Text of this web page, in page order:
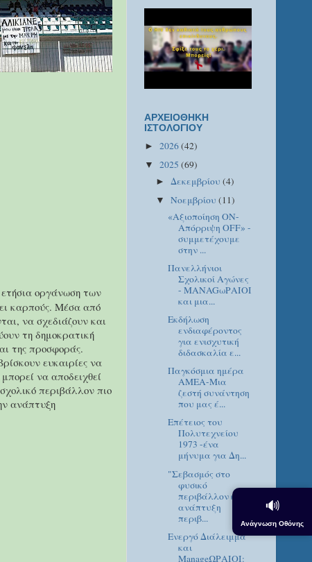
🔊
Ανάγνωση Οθόνης
ετήσια οργάνωση των
καρπούς. Μέσα από
να σχεδιάζουν και
τη δημοκρατική
της προσφοράς.
ευκαιρίες να
να αποδειχθεί
περιβάλλον πιο
ανάπτυξη
ΑΡΧΕΙΟΘΗΚΗ
ΙΣΤΟΛΟΓΙΟΥ
► 2026(42)
▼ 2025 (69)
►Δεκεμβρίου(4)
▼Νοεμβρίου(11)
«Αξιοποίηση ON-
Απόρριψη OFF» -
συμμετέχουμε
στην ...
Πανελλήνιοι
Σχολικοί Αγώνες
- MANAGωΡΑΙΟΙ
και μια...
Εκδήλωση
ενδιαφέροντος
για ενισχυτική
διδασκαλία ε...
Παγκόσμια ημέρα
ΑΜΕΑ-Μια
ζεστή συνάντηση
που μας έ...
Επέτειος του
Πολυτεχνείου
1973 -ένα
μήνυμα για Δη...
"Σεβασμός στο
φυσικό
περιβάλλον και
ανάπτυξη
περιβ...
Ενεργό Διάλειμμα
και
ManageΩΡΑΙΟΙ: